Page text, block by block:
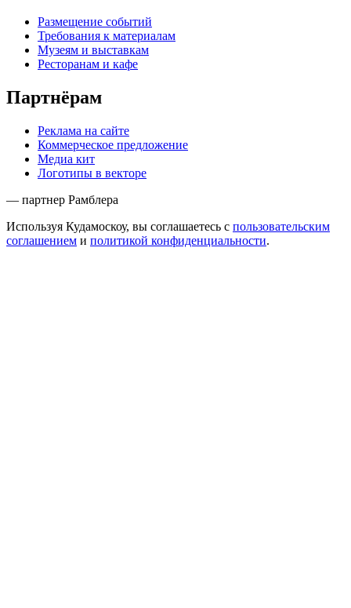
Размещение событий
Требования к материалам
Музеям и выставкам
Ресторанам и кафе
Партнёрам
Реклама на сайте
Коммерческое предложение
Медиа кит
Логотипы в векторе
— партнер Рамблера
Используя Кудамоскоу, вы соглашаетесь с пользовательским
соглашением и политикой конфиденциальности.